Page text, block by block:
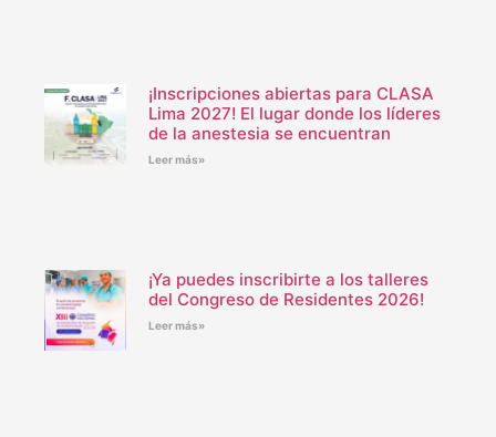
¡Inscripciones abiertas para CLASA
Lima 2027! El lugar donde los líderes
de la anestesia se encuentran
Leer más»
¡Ya puedes inscribirte a los talleres
del Congreso de Residentes 2026!
Leer más»